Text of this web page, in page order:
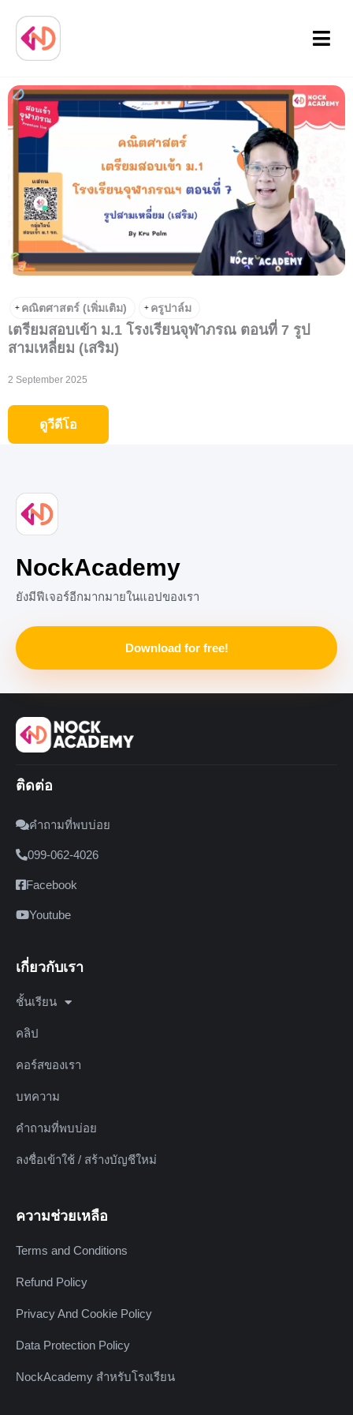
Menu
+ คณิตศาสตร์ (เพิ่มเติม) + ครูปาล์ม
เตรียมสอบเข้า ม.1 โรงเรียนจุฬาภรณ ตอนที่ 7 รูป
สามเหลี่ยม (เสริม)
2 September 2025
ดูวีดีโอ
NockAcademy
ยังมีฟีเจอร์อีกมากมายในแอปของเรา
Download for free!
ติดต่อ
คำถามที่พบบ่อย
099-062-4026
Facebook
Youtube
เกี่ยวกับเรา
ชั้นเรียน
คลิป
คอร์สของเรา
บทความ
คำถามที่พบบ่อย
ลงชื่อเข้าใช้ / สร้างบัญชีใหม่
ความช่วยเหลือ
Terms and Conditions
Refund Policy
Privacy And Cookie Policy
Data Protection Policy
NockAcademy สำหรับโรงเรียน